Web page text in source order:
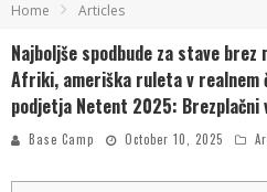
Home Articles
Najboljše spodbude za stave
Afriki, ameriška ruleta v realnem
podjetja Netent 2025:
Base Camp October 10, 2025